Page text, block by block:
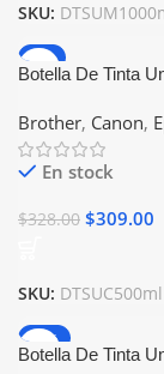
SKU:
-6%
Botella De Tinta
Epson Canon
Brother, Canon,
En stock
$328.00 $309.00
SKU: DTSUC500ml
-12%
Botella De Tinta